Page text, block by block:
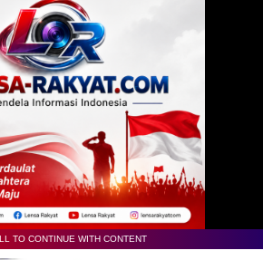
TO CONTINUE WITH CONTENT